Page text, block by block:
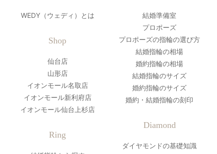
WEDY（ウェディ）とは
Shop
仙台店
山形店
イオンモール名取店
イオンモール新利府店
イオンモール仙台上杉店
Ring
結婚準備室
プロポーズ
プロポーズの指輪の選び方
結婚指輪の相場
婚約指輪の相場
結婚指輪のサイズ
婚約指輪のサイズ
婚約・結婚指輪の刻印
Diamond
ダイヤモンドの基礎知識